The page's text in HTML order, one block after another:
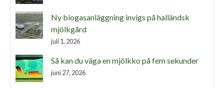
Ny biogasanläggning invigs på halländsk
mjölkgård
juli 1, 2026
Så kan du väga en mjölkko på fem sekunder
juni 27, 2026